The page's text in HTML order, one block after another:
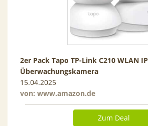
2er Pack Tapo TP-Link C210 WLAN IP
Überwachungskamera
15.04.2025
von: www.amazon.de
Zum Deal